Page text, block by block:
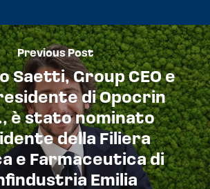
Previous Post
Saetti, Group CEO e
di Opocrin
è stato nominato
della Filiera
e Farmaceutica di
Emilia